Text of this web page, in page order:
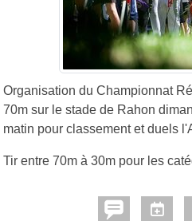
Organisation du Championnat
70m sur le stade de Rahon
matin pour classement et duels
Tir entre 70m à 30m pour les